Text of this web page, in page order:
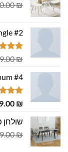
₪
#2
דורג
₪
#4
דורג
₪
שולחן פינת
₪